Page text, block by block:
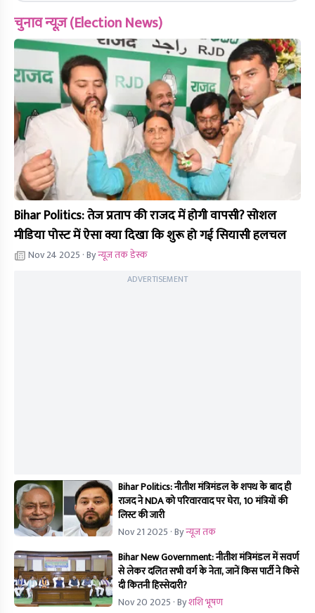
चुनाव न्यूज़ (Election News)
Bihar Politics: तेज प्रताप की राजद में होगी वापसी? सोशल
मीडिया पोस्ट में ऐसा क्या दिखा कि शुरू हो गई सियासी हलचल
Nov 24 2025 · Byन्यूज तक डेस्क
ADVERTISEMENT
Bihar Politics: नीतीश मंत्रिमंडल के शपथ के बाद ही
राजद ने NDA को परिवारवाद पर घेरा, 10 मंत्रियों की
लिस्ट की जारी
Nov 21 2025 · Byन्यूज तक
Bihar New Government: नीतीश मंत्रिमंडल में सवर्ण
से लेकर दलित सभी वर्ग के नेता, जानें किस पार्टी ने किसे
दी कितनी हिस्सेदारी?
Nov 20 2025 · Byशशि भूषण